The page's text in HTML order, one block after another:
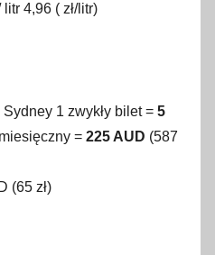
4,96 ( zł/litr)
1 zwykły bilet = 5
= 225 AUD (587
(65 zł)